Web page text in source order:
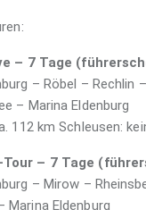
– 7 Tage
– Röbel – Rechlin
– Marina Eldenburg
112 km Schleusen:
Tour – 7 Tage
– Mirow –
Marina Eldenburg